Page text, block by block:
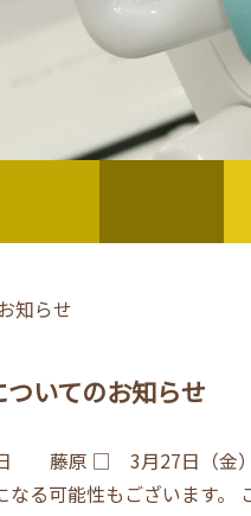
知らせ
いてのお知らせ
藤原 □ 3月27日（金）
なる可能性もございます